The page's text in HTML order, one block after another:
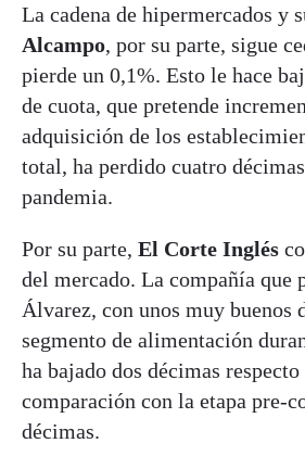
La cadena de hipermercados y
Alcampo, por su parte, sigue
pierde un 0,1%. Esto le hace
de cuota, que pretende
adquisición de los
total, ha perdido cuatro
pandemia.
Por su parte, El Corte Inglés
del mercado. La compañía que
Álvarez, con unos muy buenos
segmento de alimentación
ha bajado dos décimas respecto
comparación con la etapa pre-
décimas.